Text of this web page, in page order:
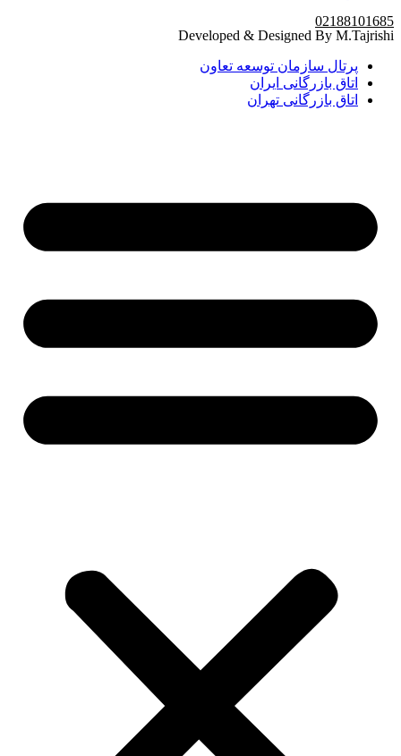
02188101685
Developed & Designed By M.Tajrishi
پرتال سازمان توسعه تعاون
اتاق بازرگانی ایران
اتاق بازرگانی تهران